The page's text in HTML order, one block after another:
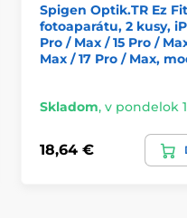
Spigen Optik.TR Ez
fotoaparátu, 2 kusy,
Pro / Max / 15 Pro /
Max / 17 Pro / Max,
Skladom, v pondelok
18,64 €